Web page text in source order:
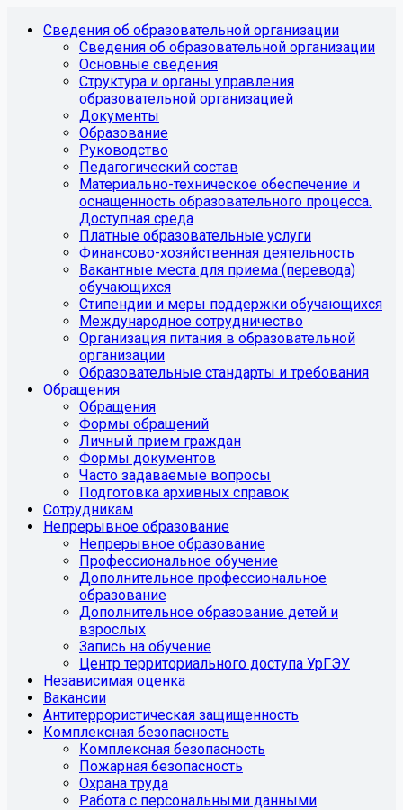
Сведения об образовательной организации
Сведения об образовательной организации
Основные сведения
Структура и органы управления
образовательной организацией
Документы
Образование
Руководство
Педагогический состав
Материально-техническое обеспечение и
оснащенность образовательного процесса.
Доступная среда
Платные образовательные услуги
Финансово-хозяйственная деятельность
Вакантные места для приема (перевода)
обучающихся
Стипендии и меры поддержки обучающихся
Международное сотрудничество
Организация питания в образовательной
организации
Образовательные стандарты и требования
Обращения
Обращения
Формы обращений
Личный прием граждан
Формы документов
Часто задаваемые вопросы
Подготовка архивных справок
Сотрудникам
Непрерывное образование
Непрерывное образование
Профессиональное обучение
Дополнительное профессиональное
образование
Дополнительное образование детей и
взрослых
Запись на обучение
Центр территориального доступа УрГЭУ
Независимая оценка
Вакансии
Антитеррористическая защищенность
Комплексная безопасность
Комплексная безопасность
Пожарная безопасность
Охрана труда
Работа с персональными данными